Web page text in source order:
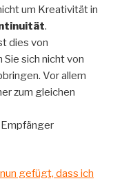
um Kreativität in
.
dies von
sich nicht von
Vor allem
zum gleichen
gefügt, dass ich